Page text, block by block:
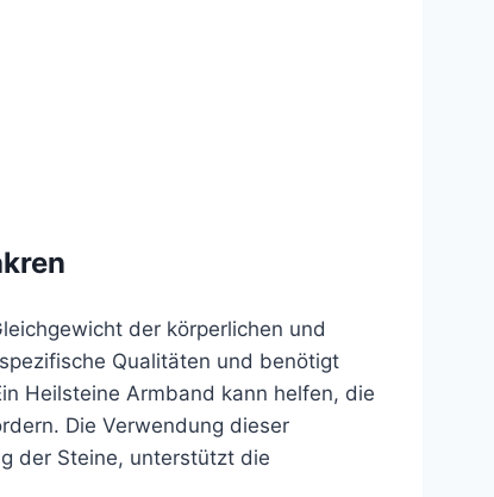
der körperlichen und
Qualitäten und benötigt
Heilsteine Armband kann helfen, die
Die Verwendung dieser
der Steine, unterstützt die